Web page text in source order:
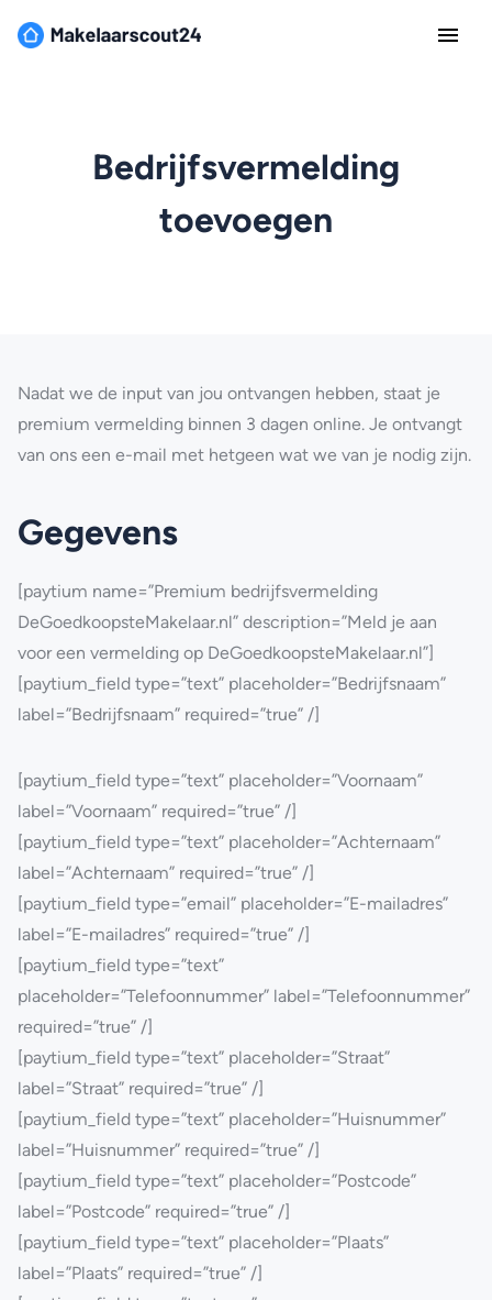
Bedrijfsvermelding
toevoegen
Nadat we de input van jou ontvangen hebben, staat je
premium vermelding binnen 3 dagen online. Je ontvangt
van ons een e-mail met hetgeen wat we van je nodig zijn.
Gegevens
[paytium name=”Premium bedrijfsvermelding
DeGoedkoopsteMakelaar.nl” description=”Meld je aan
voor een vermelding op DeGoedkoopsteMakelaar.nl”]
[paytium_field type=”text” placeholder=”Bedrijfsnaam”
label=”Bedrijfsnaam” required=”true” /]
[paytium_field type=”text” placeholder=”Voornaam”
label=”Voornaam” required=”true” /]
[paytium_field type=”text” placeholder=”Achternaam”
label=”Achternaam” required=”true” /]
[paytium_field type=”email” placeholder=”E-mailadres”
label=”E-mailadres” required=”true” /]
[paytium_field type=”text”
placeholder=”Telefoonnummer” label=”Telefoonnummer”
required=”true” /]
[paytium_field type=”text” placeholder=”Straat”
label=”Straat” required=”true” /]
[paytium_field type=”text” placeholder=”Huisnummer”
label=”Huisnummer” required=”true” /]
[paytium_field type=”text” placeholder=”Postcode”
label=”Postcode” required=”true” /]
[paytium_field type=”text” placeholder=”Plaats”
label=”Plaats” required=”true” /]